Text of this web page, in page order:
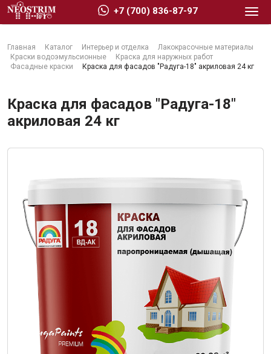
Главная Каталог Интерьер и отделка
Лакокрасочные материалы
Краски водоэмульсионные
Краска для наружных работ
Фасадные краски
Краска для фасадов "Радуга-18" акриловая 24 кг
Краска для фасадов "Радуга-18"
акриловая 24 кг
+7 (700) 836-87-97
Стройматериалы
Сухие строительные смеси
Изоляционные материалы
Кровельные материалы
Ещё 2
Интерьер и отделка
Лакокрасочные материалы
Герметики
Клеи, жидкие гвозди